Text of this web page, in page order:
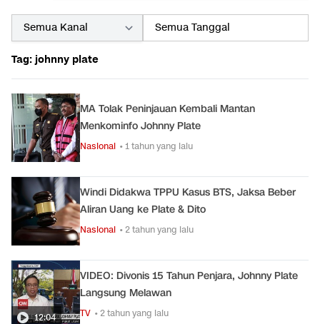
Tag: johnny plate
MA Tolak Peninjauan Kembali Mantan
Menkominfo Johnny Plate
Nasional • 1 tahun yang lalu
Windi Didakwa TPPU Kasus BTS, Jaksa Beber
Aliran Uang ke Plate & Dito
Nasional • 2 tahun yang lalu
12:04
VIDEO: Divonis 15 Tahun Penjara, Johnny Plate
Langsung Melawan
TV • 2 tahun yang lalu